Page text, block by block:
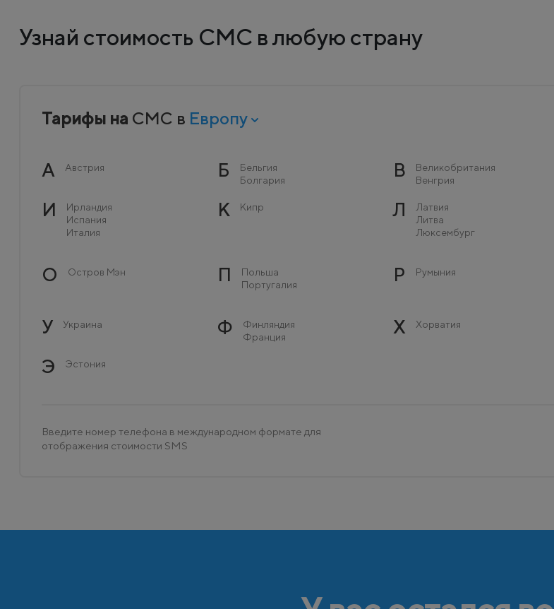
Узнай стоимость СМС в любую страну
Тарифы на СМС в Европу
А Австрия Б
Бельгия
Болгария
В
Великобритания
Венгрия
И
Ирландия
Испания
Италия
К Кипр Л
Латвия
Литва
Люксембург
О Остров Мэн П
Польша
Португалия
Р Румыния
У Украина Ф
Финляндия
Франция
Х Хорватия
Э Эстония
Введите номер телефона в международном формате для
отображения стоимости SMS